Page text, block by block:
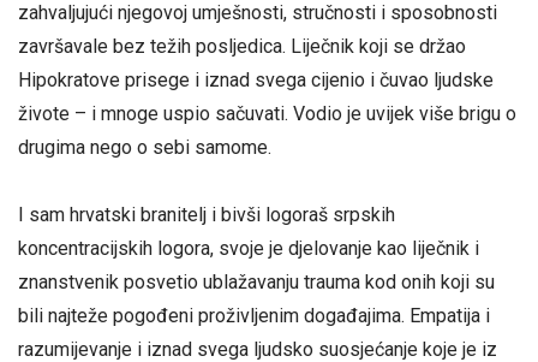
zahvaljujući njegovoj umješnosti, stručnosti i sposobnosti
završavale bez težih posljedica. Liječnik koji se držao
Hipokratove prisege i iznad svega cijenio i čuvao ljudske
živote – i mnoge uspio sačuvati. Vodio je uvijek više brigu o
drugima nego o sebi samome.
I sam hrvatski branitelj i bivši logoraš srpskih
koncentracijskih logora, svoje je djelovanje kao liječnik i
znanstvenik posvetio ublažavanju trauma kod onih koji su
bili najteže pogođeni proživljenim događajima. Empatija i
razumijevanje i iznad svega ljudsko suosjećanje koje je iz